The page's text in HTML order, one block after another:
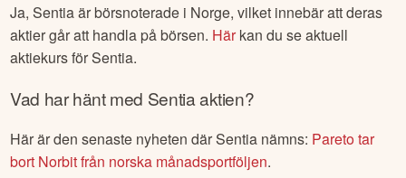
Ja,Sentiaär börsnoterade i Norge, vilket innebär att deras
aktier går att handla på börsen. Härkan du se aktuell
aktiekurs förSentia.
Vad har hänt med Sentiaaktien?
Här är den senaste nyheten därSentia nämns: Pareto tar
bort Norbit från norska månadsportföljen.